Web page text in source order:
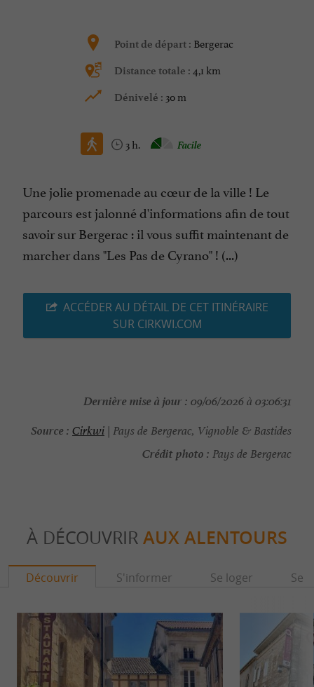
Point de départ : Bergerac
Distance totale : 4,1 km
Dénivelé : 30 m
3 h. Facile
Une jolie promenade au cœur de la ville ! Le
parcours est jalonné d'informations afin de tout
savoir sur Bergerac : il vous suffit maintenant de
marcher dans "Les Pas de Cyrano" ! (...)
ACCÉDER AU DÉTAIL DE CET ITINÉRAIRE
SUR CIRKWI.COM
Dernière mise à jour : 09/06/2026 à 03:06:31
Source : Cirkwi | Pays de Bergerac, Vignoble & Bastides
Crédit photo : Pays de Bergerac
À DÉCOUVRIR AUX ALENTOURS
Découvrir S'informer Se loger Se